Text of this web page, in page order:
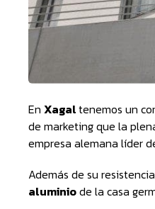
EnXagaltenemos un
de marketing que la
empresa alemana líder
Además de su
aluminiode la casa